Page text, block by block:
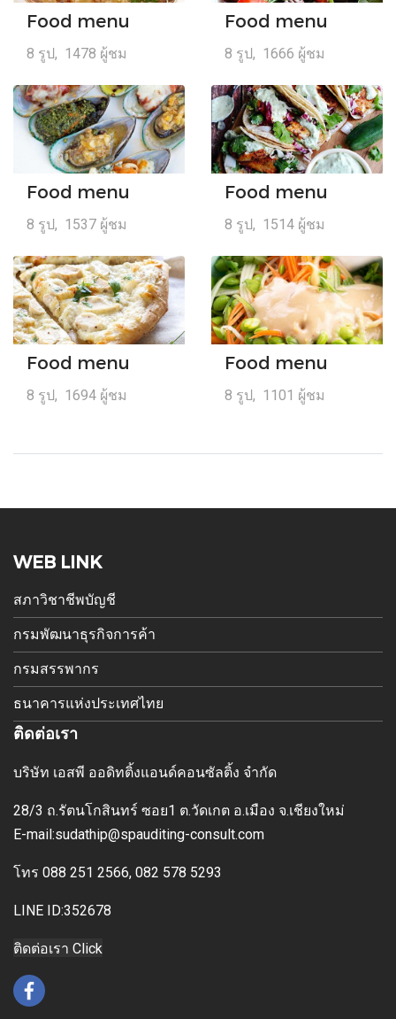
Food menu
8 รูป, 1478 ผู้ชม
Food menu
8 รูป, 1666 ผู้ชม
Food menu
8 รูป, 1537 ผู้ชม
Food menu
8 รูป, 1514 ผู้ชม
Food menu
8 รูป, 1694 ผู้ชม
Food menu
8 รูป, 1101 ผู้ชม
WEB LINK
สภาวิชาชีพบัญชี
กรมพัฒนาธุรกิจการค้า
กรมสรรพากร
ธนาคารแห่งประเทศไทย
ติดต่อเรา
บริษัท เอสพี ออดิทติ้งแอนด์คอนซัลติ้ง จำกัด
28/3 ถ.รัตนโกสินทร์ ซอย1 ต.วัดเกต อ.เมือง จ.เชียงใหม่
E-mail:sudathip@spauditing-consult.com
โทร 088 251 2566, 082 578 5293
LINE ID:352678
ติดต่อเรา Click